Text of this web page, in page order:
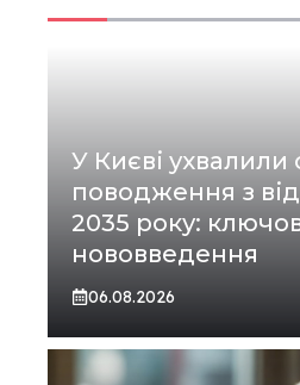
У Києві ухвалили
поводження з
2035 року:
нововведення
06.08.2026